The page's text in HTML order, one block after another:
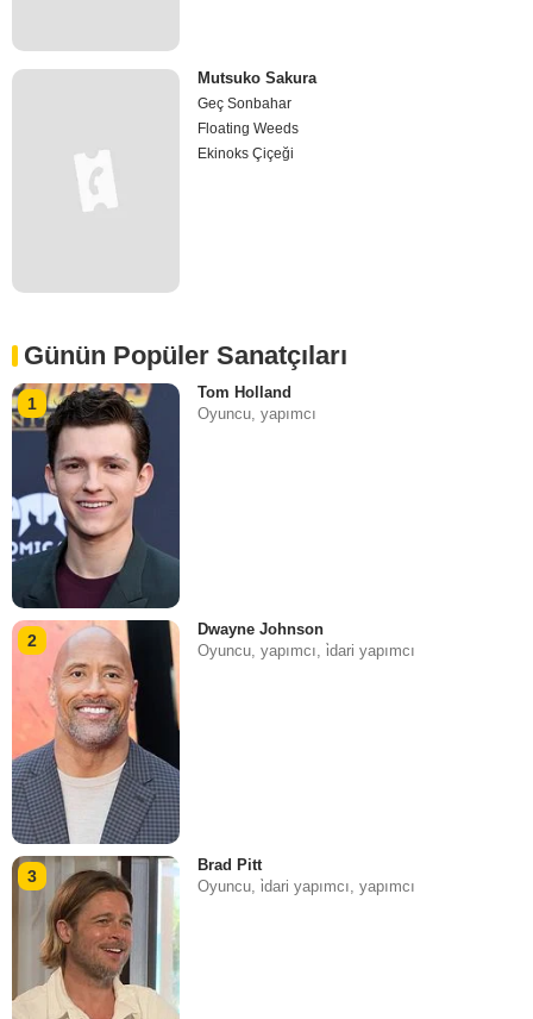
Mutsuko Sakura
Geç Sonbahar
Floating Weeds
Ekinoks Çiçeği
Günün Popüler Sanatçıları
1
Tom Holland
Oyuncu, yapımcı
2
Dwayne Johnson
Oyuncu, yapımcı, i̇dari yapımcı
3
Brad Pitt
Oyuncu, i̇dari yapımcı, yapımcı